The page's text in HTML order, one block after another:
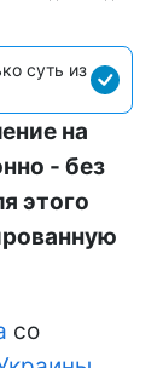
суть из
на
- без
этого
со